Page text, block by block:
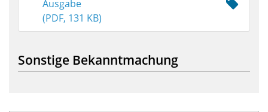
Ausgabe
(PDF, 131 KB)
Sonstige Bekanntmachung